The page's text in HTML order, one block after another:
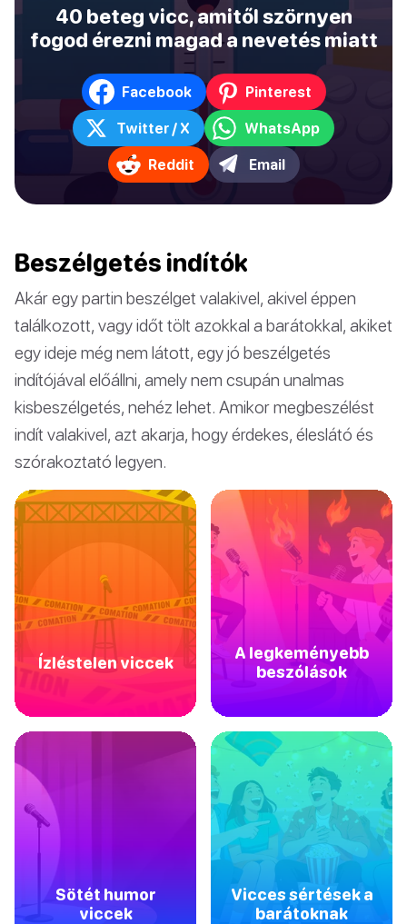
40 beteg vicc, amitől szörnyen
fogod érezni magad a nevetés miatt
Facebook Pinterest
Twitter / X WhatsApp
Reddit Email
Beszélgetés indítók
Akár egy partin beszélget valakivel, akivel éppen
találkozott, vagy időt tölt azokkal a barátokkal, akiket
egy ideje még nem látott, egy jó beszélgetés
indítójával előállni, amely nem csupán unalmas
kisbeszélgetés, nehéz lehet. Amikor megbeszélést
indít valakivel, azt akarja, hogy érdekes, éleslátó és
szórakoztató legyen.
Ízléstelen viccek
A legkeményebb
beszólások
Sötét humor
viccek
Vicces sértések a
barátoknak